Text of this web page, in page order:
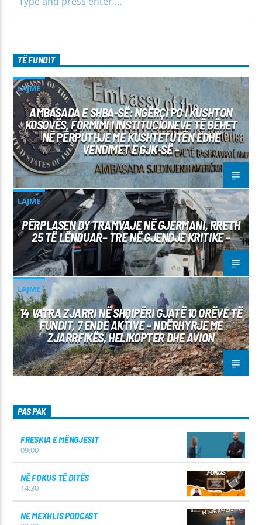
TË FUNDIT
LAJME
AMBASADA E SHBA-SË: NGËRÇI PO I KUSHTON
KOSOVËS, FORMIMI I INSTITUCIONEVE TË BËHET
NË PËRPUTHJE ME KUSHTETUTËN EDHE
VENDIMET E GJK-SË –
LAJME
PËRPLASEN DY TRAMVAJE NË GJERMANI, RRETH
25 TË LËNDUAR– TRE NË GJENDJE KRITIKE –
LAJME
14 VATRA ZJARRI NË SHQIPËRI GJATË 10 ORËVE TË
FUNDIT, 7 ENDE AKTIVE – NDËRHYRJE ME
ZJARRFIKËS, HELIKOPTER DHE AVION
PAS PAK
FRESKIA E MËNGJESIT
09:00
NË FOKUS TË DITËS
14:30
NE MEXHLIS PODCAST